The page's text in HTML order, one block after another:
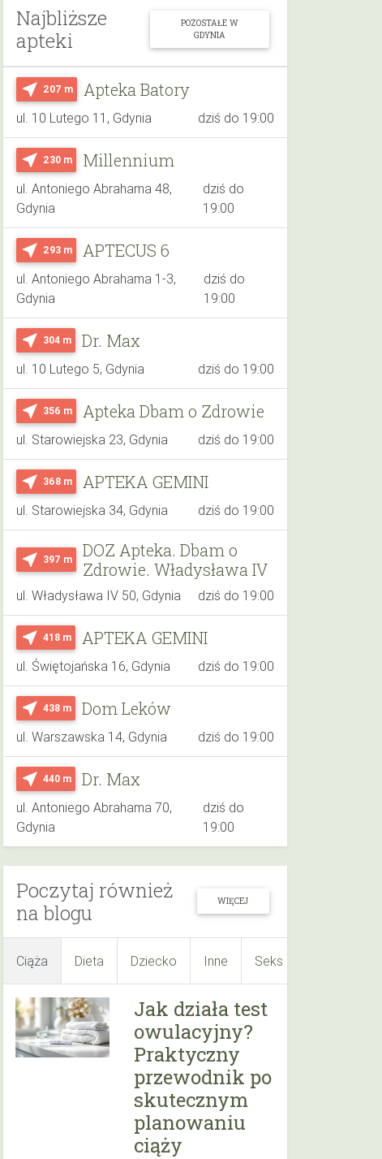
Najbliższe
apteki
POZOSTAŁE W
GDYNIA
near_me 207 m Apteka Batory
ul. 10 Lutego 11, Gdynia dziś do 19:00
near_me 230 m Millennium
ul. Antoniego Abrahama 48,
Gdynia
dziś do
19:00
near_me 293 m APTECUS 6
ul. Antoniego Abrahama 1-3,
Gdynia
dziś do
19:00
near_me 304 m Dr. Max
ul. 10 Lutego 5, Gdynia dziś do 19:00
near_me 356 m Apteka Dbam o Zdrowie
ul. Starowiejska 23, Gdynia dziś do 19:00
near_me 368 m APTEKA GEMINI
ul. Starowiejska 34, Gdynia dziś do 19:00
near_me 397 m
DOZ Apteka. Dbam o
Zdrowie. Władysława IV
ul. Władysława IV 50, Gdynia dziś do 19:00
near_me 418 m APTEKA GEMINI
ul. Świętojańska 16, Gdynia dziś do 19:00
near_me 438 m Dom Leków
ul. Warszawska 14, Gdynia dziś do 19:00
near_me 440 m Dr. Max
ul. Antoniego Abrahama 70,
Gdynia
dziś do
19:00
Poczytaj również
na blogu
WIĘCEJ
Ciąża Dieta Dziecko Inne Seks
Jak działa test
owulacyjny?
Praktyczny
przewodnik po
skutecznym
planowaniu
ciąży